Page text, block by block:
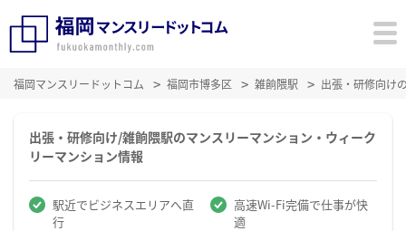
福岡マンスリードットコム 福岡市博多区 雑餉隈駅 出張・研修向け
出張・研修向け/雑餉隈駅のマンスリーマンション・ウィーク
リーマンション情報
駅近でビジネスエリアへ直
行
高速Wi-Fi完備で仕事が快
適